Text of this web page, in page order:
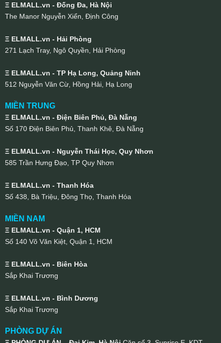
Ξ ELMALL.vn - Đống Đa, Hà Nội
The Manor Nguyễn Xiển, Định Công
Ξ ELMALL.vn - Hải Phòng
271 Lạch Tray, Ngô Quyền, Hải Phòng
Ξ ELMALL.vn - TP Hạ Long, Quảng Ninh
512 Nguyễn Văn Cừ, Hồng Hải, Hạ Long
MIỀN TRUNG
Ξ ELMALL.vn - Điện Biên Phủ, Đà Nẵng
Số 170 Điện Biên Phủ, Thanh Khê, Đà Nẵng
Ξ ELMALL.vn - Nguyễn Thái Học, Quy Nhơn
585 Trần Hưng Đạo, TP Quy Nhơn
Ξ ELMALL.vn - Thanh Hóa
Số 438, Bà Triệu, Đông Thọ, Thanh Hóa
MIỀN NAM
Ξ ELMALL.vn - Quận 1, HCM
Số 140 Võ Văn Kiệt, Quận 1, HCM
Ξ ELMALL.vn - Biên Hòa
Sắp Khai Trương
Ξ ELMALL.vn - Bình Dương
Sắp Khai Trương
PHÒNG DỰ ÁN